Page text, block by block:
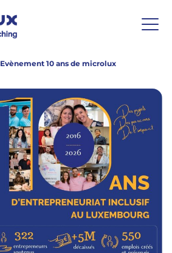
Evènement 10 ans de microlux